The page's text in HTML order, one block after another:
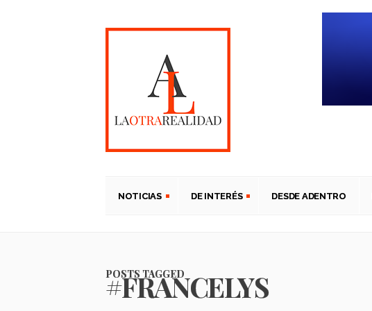
NOTICIAS DE INTERÉS DESDE ADENTRO
POSTS TAGGED
#FRANCELYS